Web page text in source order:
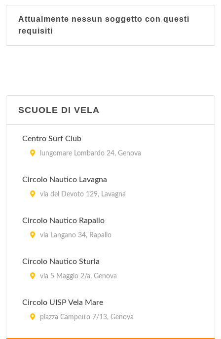
Società Sportiva Nicola Mameli
piazza Villa Giusti 8, Genova
Attualmente nessun soggetto con questi
requisiti
SCUOLE DI VELA
Centro Surf Club
lungomare Lombardo 24, Genova
Circolo Nautico Lavagna
via del Devoto 129, Lavagna
Circolo Nautico Rapallo
via Langano 34, Rapallo
Circolo Nautico Sturla
via 5 Maggio 2/a, Genova
Circolo UISP Vela Mare
piazza Campetto 7/13, Genova